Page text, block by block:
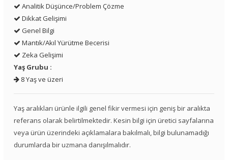
Analitik Düşünce/Problem Çözme
Dikkat Gelişimi
Genel Bilgi
Mantık/Akıl Yürütme Becerisi
Zeka Gelişimi
Yaş Grubu :
8 Yaş ve üzeri
Yaş aralıkları ürünle ilgili genel fikir vermesi için geniş bir aralıkta
referans olarak belirtilmektedir. Kesin bilgi için üretici sayfalarına
veya ürün üzerindeki açıklamalara bakılmalı, bilgi bulunamadığı
durumlarda bir uzmana danışılmalıdır.